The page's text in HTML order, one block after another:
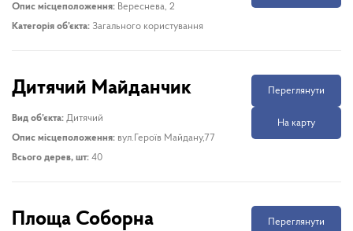
Опис місцеположення: Вереснева, 2
Категорія об’єкта: Загального користування
Дитячий Майданчик
Вид об’єкта: Дитячий
Опис місцеположення: вул.Героїв Майдану,77
Всього дерев, шт: 40
Переглянути
На карту
Площа Соборна Переглянути